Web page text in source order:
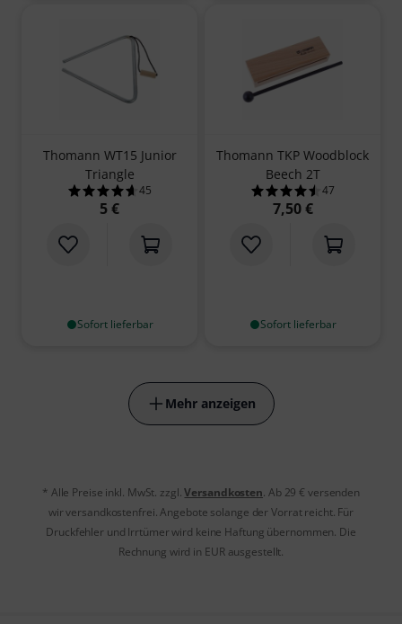
Thomann WT15 Junior
Triangle
4.6 von 5 Sternen aus 45 Kundenbewertungen
45
5 €
Sofort lieferbar
Thomann TKP Woodblock
Beech 2T
4.5 von 5
47
7,50 €
Sofort lieferbar
Mehr anzeigen
* Alle Preise inkl. MwSt. zzgl.Versandkosten. Ab 29 € versenden
wir versandkostenfrei. Angebote solange der Vorrat reicht. Für
Druckfehler und Irrtümer wird keine Haftung übernommen. Die
Rechnung wird in EUR ausgestellt.